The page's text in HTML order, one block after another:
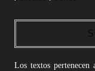
Los textos pertenecen